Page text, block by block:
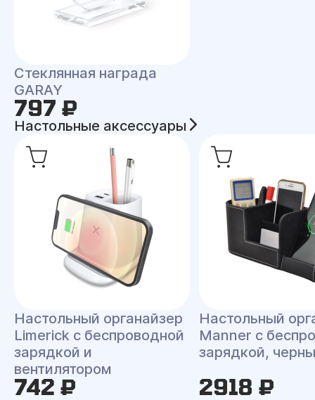
Стеклянная награда
GARAY
797 ₽
Настольные аксессуары
Настольный органайзер
Limerick c беспроводной
зарядкой и
вентилятором
742 ₽
Настольный
Manner c
зарядкой,
2918 ₽